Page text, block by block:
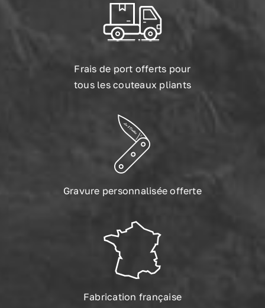
Frais de port offerts pour
tous les couteaux pliants
Gravure personnalisée offerte
Fabrication française